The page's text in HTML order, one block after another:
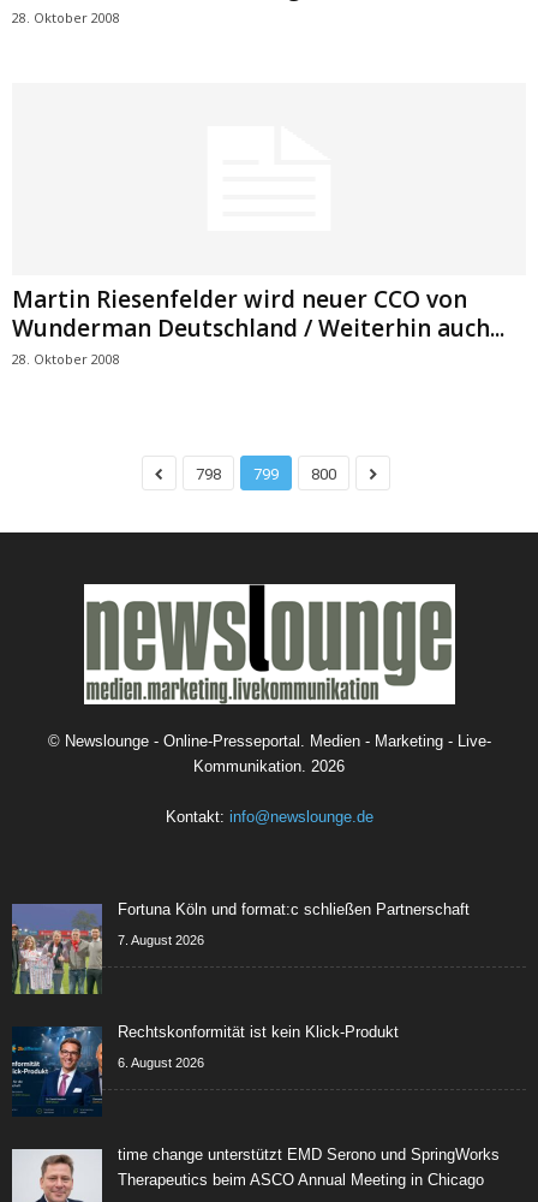
28. Oktober 2008
Martin Riesenfelder wird neuer CCO von
Wunderman Deutschland / Weiterhin auch...
28. Oktober 2008
798 799 800
© Newslounge - Online-Presseportal. Medien - Marketing - Live-
Kommunikation. 2026
Kontakt: info@newslounge.de
Fortuna Köln und format:c schließen Partnerschaft
7. August 2026
Rechtskonformität ist kein Klick-Produkt
6. August 2026
time change unterstützt EMD Serono und SpringWorks
Therapeutics beim ASCO Annual Meeting in Chicago